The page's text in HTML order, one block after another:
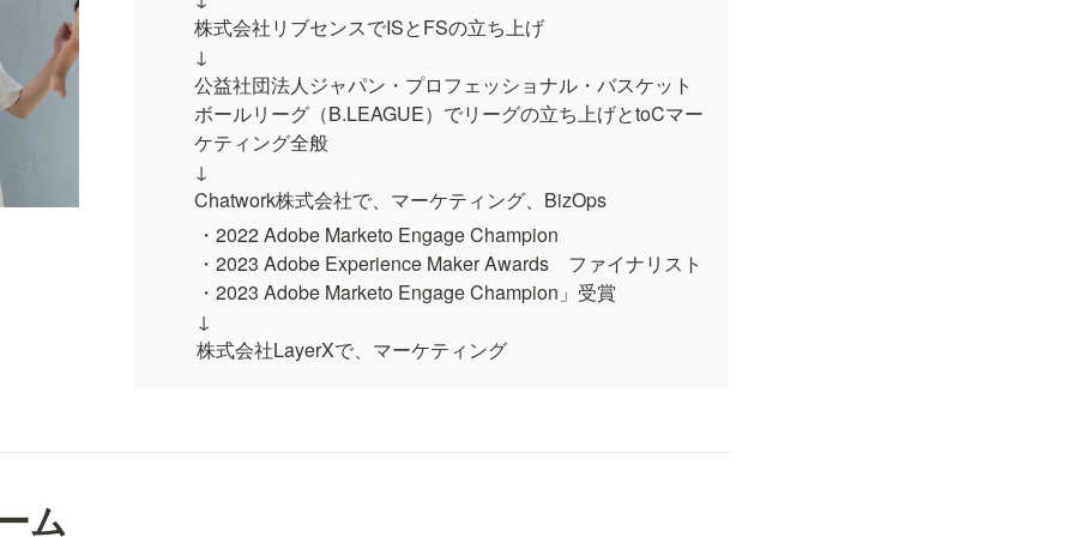
株式会社リブセンスでISとFSの立ち上げ
↓
公益社団法人ジャパン・プロフェッショナル・バスケット
ボールリーグ（B.LEAGUE）でリーグの立ち上げとtoCマー
ケティング全般
↓
Chatwork株式会社で、マーケティング、BizOps
・2022 Adobe Marketo Engage Champion
・2023 Adobe Experience Maker Awards　ファイナリスト
・2023 Adobe Marketo Engage Champion」受賞
↓
株式会社LayerXで、マーケティング
ム